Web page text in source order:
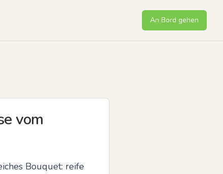
An Bord gehen
vom
Bouquet: reife